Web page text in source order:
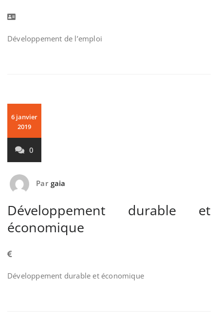
Développement de l’emploi
6 janvier
2019
0
Par gaia
Développement durable et
économique
Développement durable et économique